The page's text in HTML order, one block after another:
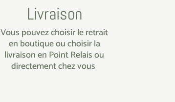
Livraison
Vous pouvez choisir le retrait
en boutique ou choisir la
livraison en Point Relais ou
directement chez vous